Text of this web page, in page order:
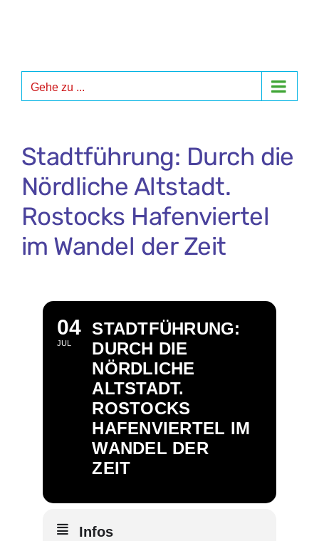
Gehe zu ...
Stadtführung: Durch die
Nördliche Altstadt.
Rostocks Hafenviertel
im Wandel der Zeit
04
JUL
STADTFÜHRUNG:
DURCH DIE
NÖRDLICHE
ALTSTADT.
ROSTOCKS
HAFENVIERTEL IM
WANDEL DER
ZEIT
Infos